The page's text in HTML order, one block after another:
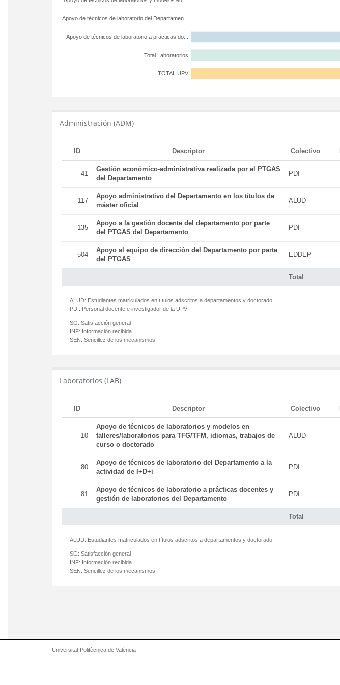
TOTAL UPV
Total Laboratorios
Apoyo de técnicos de laboratorio a prácticas do...
Apoyo de técnicos de laboratorio del Departamen...
Administración (ADM)
ID Descriptor Colectivo
Total
41
Gestión económico-administrativa realizada por el PTGAS
del Departamento
PDI
117
Apoyo administrativo del Departamento en los títulos de
máster oficial
ALUD
135
Apoyo a la gestión docente del departamento por parte
del PTGAS del Departamento
PDI
504
Apoyo al equipo de dirección del Departamento por parte
del PTGAS
EDDEP
ALUD: Estudiantes matriculados en títulos adscritos a departamentos y doctorado
PDI: Personal docente e investigador de la UPV
SG: Satisfacción general
INF: Información recibida
SEN: Sencillez de los mecanismos
Laboratorios (LAB)
ID Descriptor Colectivo
Total
10
Apoyo de técnicos de laboratorios y modelos en
talleres/laboratorios para TFG/TFM, idiomas, trabajos de
curso o doctorado
ALUD
80
Apoyo de técnicos de laboratorio del Departamento a la
actividad de I+D+i
PDI
81
Apoyo de técnicos de laboratorio a prácticas docentes y
gestión de laboratorios del Departamento
PDI
ALUD: Estudiantes matriculados en títulos adscritos a departamentos y doctorado
SG: Satisfacción general
INF: Información recibida
SEN: Sencillez de los mecanismos
Universitat Politècnica de València